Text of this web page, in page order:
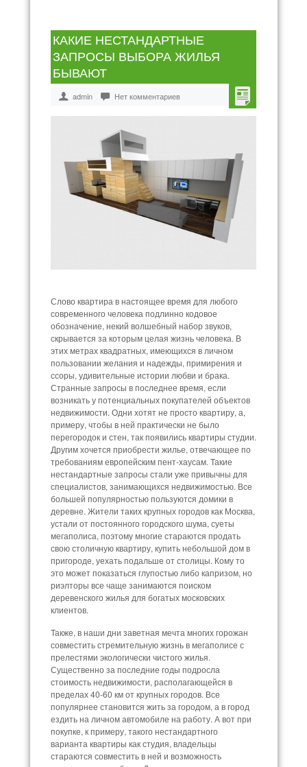
КАКИЕ НЕСТАНДАРТНЫЕ
ЗАПРОСЫ ВЫБОРА ЖИЛЬЯ
БЫВАЮТ
admin Нет комментариев
Слово квартира в настоящее время для любого
современного человека подлинно кодовое
обозначение, некий волшебный набор звуков,
скрывается за которым целая жизнь человека. В
этих метрах квадратных, имеющихся в личном
пользовании желания и надежды, примирения и
ссоры, удивительные истории любви и брака.
Странные запросы в последнее время, если
возникать у потенциальных покупателей объектов
недвижимости. Одни хотят не просто квартиру, а,
примеру, чтобы в ней практически не было
перегородок и стен, так появились квартиры студии.
Другим хочется приобрести жилье, отвечающее по
требованиям европейским пент-хаусам. Такие
нестандартные запросы стали уже привычны для
специалистов, занимающихся недвижимостью. Все
большей популярностью пользуются домики в
деревне. Жители таких крупных городов как Москва,
устали от постоянного городского шума, суеты
мегаполиса, поэтому многие стараются продать
свою столичную квартиру, купить небольшой дом в
пригороде, уехать подальше от столицы. Кому то
это может показаться глупостью либо капризом, но
риэлторы все чаще занимаются поиском
деревенского жилья для богатых московских
клиентов.
Также, в наши дни заветная мечта многих горожан
совместить стремительную жизнь в мегаполисе с
прелестями экологически чистого жилья.
Существенно за последние годы подросла
стоимость недвижимости, располагающейся в
пределах 40-60 км от крупных городов. Все
популярнее становится жить за городом, а в город
ездить на личном автомобиле на работу. А вот при
покупке, к примеру, такого нестандартного
варианта квартиры как студия, владельцы
стараются совместить в ней и возможность